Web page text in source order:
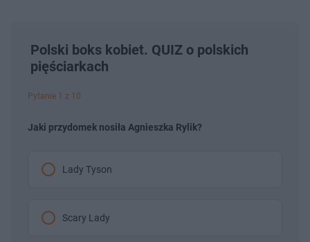
Polski boks kobiet. QUIZ o polskich
pięściarkach
Pytanie 1 z 10
Jaki przydomek nosiła Agnieszka Rylik?
Lady Tyson
Scary Lady